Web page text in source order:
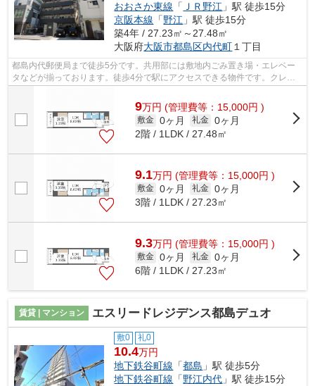
おおさか東線 「 ＪＲ野江 」駅 徒歩15分
京阪本線 「野江 」駅 徒歩15分
築4年 / 27.23㎡～27.48㎡
大阪府大阪市都島区内代町１丁目
都島内代郵便局まで徒歩5分です。共用部には敷地内ごみ置き場・エレベー
タなどが揃っております。徒歩4分で駅にアクセスできる物件です。クレジ
9万円 (管理費等：15,000円 )
敷金 0ヶ月 礼金 0ヶ月
2階 / 1LDK / 27.48㎡
9.1万円 (管理費等：15,000円 )
敷金 0ヶ月 礼金 0ヶ月
3階 / 1LDK / 27.23㎡
9.3万円 (管理費等：15,000円 )
敷金 0ヶ月 礼金 0ヶ月
6階 / 1LDK / 27.23㎡
賃貸 | マンション エスリードレジデンス都島デュオ
敷0 礼0
10.4万円
地下鉄谷町線 「都島 」駅 徒歩5分
地下鉄谷町線 「野江内代 」駅 徒歩15分